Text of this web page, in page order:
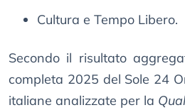
Cultura e Tempo Libero.
Secondo il risultato
completa 2025 del Sole 24
italiane analizzate per la